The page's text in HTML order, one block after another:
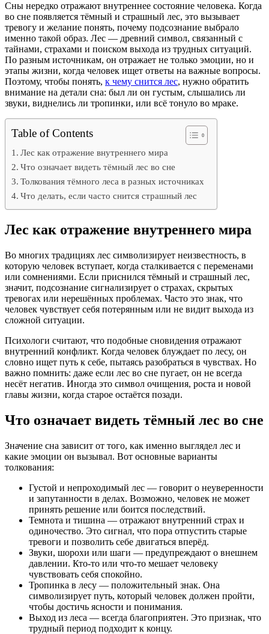
Сны нередко отражают внутреннее состояние человека. Когда
во сне появляется тёмный и страшный лес, это вызывает
тревогу и желание понять, почему подсознание выбрало
именно такой образ. Лес — древний символ, связанный с
тайнами, страхами и поиском выхода из трудных ситуаций.
По разным источникам, он отражает не только эмоции, но и
этапы жизни, когда человек ищет ответы на важные вопросы.
Поэтому, чтобы понять, к чему снится лес, нужно обратить
внимание на детали сна: был ли он густым, слышались ли
звуки, виднелись ли тропинки, или всё тонуло во мраке.
Table of Contents
Лес как отражение внутреннего мира
Что означает видеть тёмный лес во сне
Толкования тёмного леса в разных источниках
Что делать, если часто снится страшный лес
Лес как отражение внутреннего мира
Во многих традициях лес символизирует неизвестность, в
которую человек вступает, когда сталкивается с переменами
или сомнениями. Если приснился тёмный и страшный лес,
значит, подсознание сигнализирует о страхах, скрытых
тревогах или нерешённых проблемах. Часто это знак, что
человек чувствует себя потерянным или не видит выхода из
сложной ситуации.
Психологи считают, что подобные сновидения отражают
внутренний конфликт. Когда человек блуждает по лесу, он
словно ищет путь к себе, пытаясь разобраться в чувствах. Но
важно помнить: даже если лес во сне пугает, он не всегда
несёт негатив. Иногда это символ очищения, роста и новой
главы жизни, когда старое остаётся позади.
Что означает видеть тёмный лес во сне
Значение сна зависит от того, как именно выглядел лес и
какие эмоции он вызывал. Вот основные варианты
толкования:
Густой и непроходимый лес — говорит о неуверенности
и запутанности в делах. Возможно, человек не может
принять решение или боится последствий.
Темнота и тишина — отражают внутренний страх и
одиночество. Это сигнал, что пора отпустить старые
тревоги и позволить себе двигаться вперёд.
Звуки, шорохи или шаги — предупреждают о внешнем
давлении. Кто-то или что-то мешает человеку
чувствовать себя спокойно.
Тропинка в лесу — положительный знак. Она
символизирует путь, который человек должен пройти,
чтобы достичь ясности и понимания.
Выход из леса — всегда благоприятен. Это признак, что
трудный период подходит к концу.